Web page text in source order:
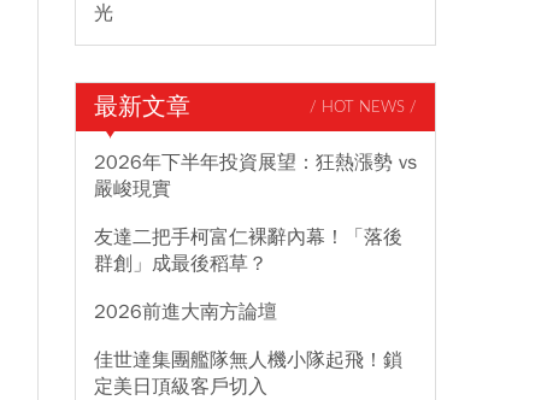
光
最新文章 / HOT NEWS /
2026年下半年投資展望：狂熱漲勢 vs
嚴峻現實
友達二把手柯富仁裸辭內幕！「落後
群創」成最後稻草？
2026前進大南方論壇
佳世達集團艦隊無人機小隊起飛！鎖
定美日頂級客戶切入